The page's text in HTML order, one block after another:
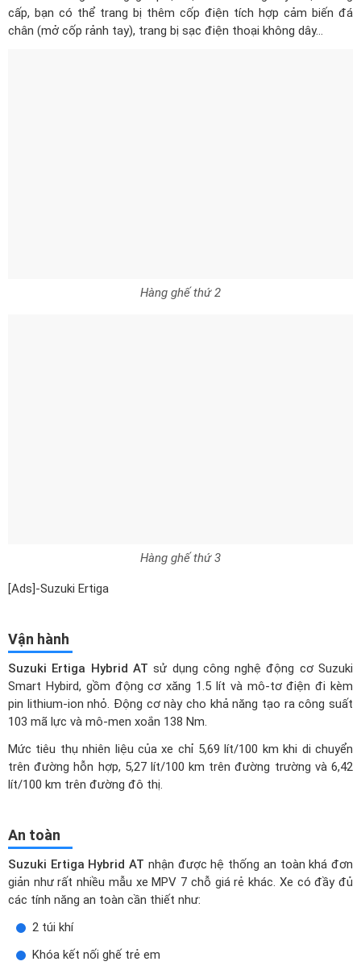
cấp, bạn có thể trang bị thêm cốp điện tích hợp cảm biến đá
chân (mở cốp rảnh tay), trang bị sạc điện thoại không dây…
Hàng ghế thứ 2
Hàng ghế thứ 3
[Ads]-Suzuki Ertiga
Vận hành
Suzuki Ertiga Hybrid AT sử dụng công nghệ động cơ Suzuki
Smart Hybird, gồm động cơ xăng 1.5 lít và mô-tơ điện đi kèm
pin lithium-ion nhỏ. Động cơ này cho khả năng tạo ra công suất
103 mã lực và mô-men xoắn 138 Nm.
Mức tiêu thụ nhiên liệu của xe chỉ 5,69 lít/100 km khi di chuyển
trên đường hỗn hợp, 5,27 lít/100 km trên đường trường và 6,42
lít/100 km trên đường đô thị.
An toàn
Suzuki Ertiga Hybrid AT nhận được hệ thống an toàn khá đơn
giản như rất nhiều mẫu xe MPV 7 chỗ giá rẻ khác. Xe có đầy đủ
các tính năng an toàn cần thiết như:
2 túi khí
Khóa kết nối ghế trẻ em